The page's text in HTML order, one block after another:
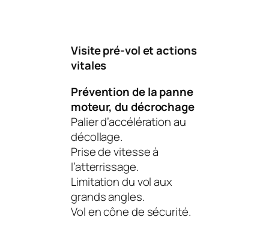
Visite pré-vol et actions
vitales
Prévention de la panne
moteur, du décrochage
Palier d’accélération au
décollage.
Prise de vitesse à
l’atterrissage.
Limitation du vol aux
grands angles.
Vol en cône de sécurité.